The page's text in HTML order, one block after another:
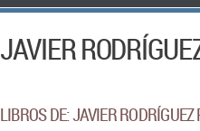
JAVIER
LIBROS DE: JAVIER